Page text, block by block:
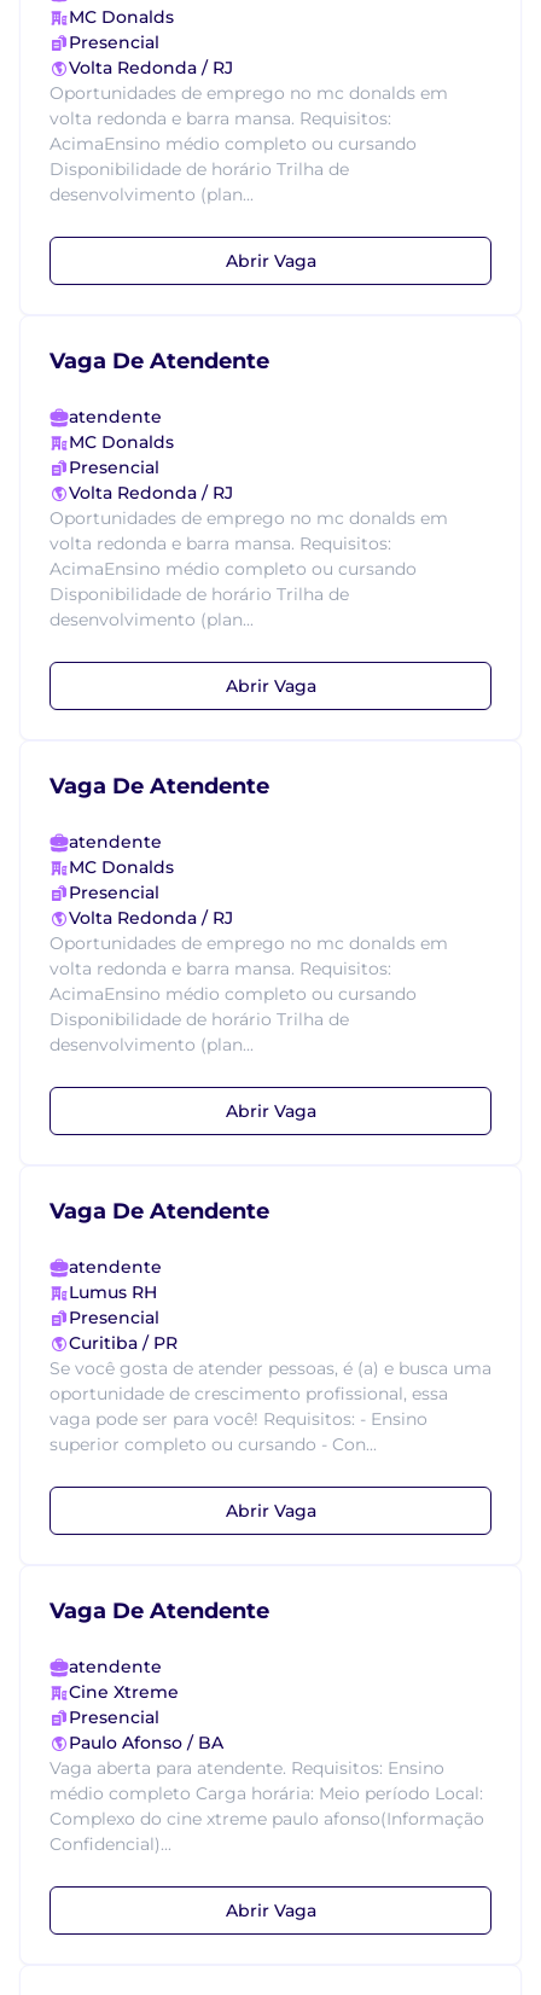
MC Donalds
Presencial
Volta Redonda / RJ
Oportunidades de emprego no mc donalds em
volta redonda e barra mansa. Requisitos:
AcimaEnsino médio completo ou cursando
Disponibilidade de horário Trilha de
desenvolvimento (plan...
Abrir Vaga
Vaga De Atendente
atendente
MC Donalds
Presencial
Volta Redonda / RJ
Oportunidades de emprego no mc donalds em
volta redonda e barra mansa. Requisitos:
AcimaEnsino médio completo ou cursando
Disponibilidade de horário Trilha de
desenvolvimento (plan...
Abrir Vaga
Vaga De Atendente
atendente
MC Donalds
Presencial
Volta Redonda / RJ
Oportunidades de emprego no mc donalds em
volta redonda e barra mansa. Requisitos:
AcimaEnsino médio completo ou cursando
Disponibilidade de horário Trilha de
desenvolvimento (plan...
Abrir Vaga
Vaga De Atendente
atendente
Lumus RH
Presencial
Curitiba / PR
Se você gosta de atender pessoas, é (a) e busca uma
oportunidade de crescimento profissional, essa
vaga pode ser para você! Requisitos: - Ensino
superior completo ou cursando - Con...
Abrir Vaga
Vaga De Atendente
atendente
Cine Xtreme
Presencial
Paulo Afonso / BA
Vaga aberta para atendente. Requisitos: Ensino
médio completo Carga horária: Meio período Local:
Complexo do cine xtreme paulo afonso(Informação
Confidencial)...
Abrir Vaga